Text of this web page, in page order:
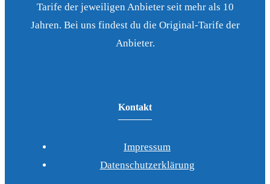
Tarife der jeweiligen Anbieter seit mehr als 10
Jahren. Bei uns findest du die Original-Tarife der
Anbieter.
Kontakt
Impressum
Datenschutzerklärung